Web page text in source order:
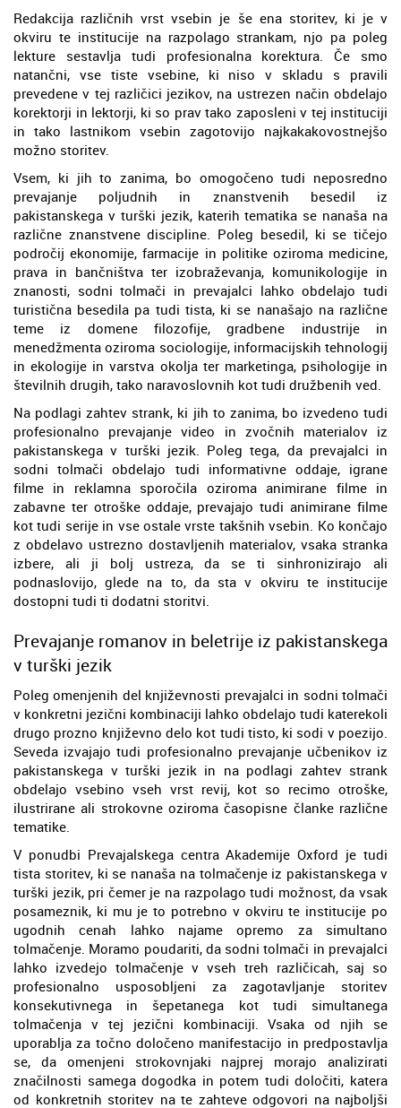
Redakcija različnih vrst vsebin je še ena storitev, ki je v
okviru te institucije na razpolago strankam, njo pa poleg
lekture sestavlja tudi profesionalna korektura. Če smo
natančni, vse tiste vsebine, ki niso v skladu s pravili
prevedene v tej različici jezikov, na ustrezen način obdelajo
korektorji in lektorji, ki so prav tako zaposleni v tej instituciji
in tako lastnikom vsebin zagotovijo najkakakovostnejšo
možno storitev.
Vsem, ki jih to zanima, bo omogočeno tudi neposredno
prevajanje poljudnih in znanstvenih besedil iz
pakistanskega v turški jezik, katerih tematika se nanaša na
različne znanstvene discipline. Poleg besedil, ki se tičejo
področij ekonomije, farmacije in politike oziroma medicine,
prava in bančništva ter izobraževanja, komunikologije in
znanosti, sodni tolmači in prevajalci lahko obdelajo tudi
turistična besedila pa tudi tista, ki se nanašajo na različne
teme iz domene filozofije, gradbene industrije in
menedžmenta oziroma sociologije, informacijskih tehnologij
in ekologije in varstva okolja ter marketinga, psihologije in
številnih drugih, tako naravoslovnih kot tudi družbenih ved.
Na podlagi zahtev strank, ki jih to zanima, bo izvedeno tudi
profesionalno prevajanje video in zvočnih materialov iz
pakistanskega v turški jezik. Poleg tega, da prevajalci in
sodni tolmači obdelajo tudi informativne oddaje, igrane
filme in reklamna sporočila oziroma animirane filme in
zabavne ter otroške oddaje, prevajajo tudi animirane filme
kot tudi serije in vse ostale vrste takšnih vsebin. Ko končajo
z obdelavo ustrezno dostavljenih materialov, vsaka stranka
izbere, ali ji bolj ustreza, da se ti sinhronizirajo ali
podnaslovijo, glede na to, da sta v okviru te institucije
dostopni tudi ti dodatni storitvi.
Prevajanje romanov in beletrije iz pakistanskega
v turški jezik
Poleg omenjenih del književnosti prevajalci in sodni tolmači
v konkretni jezični kombinaciji lahko obdelajo tudi katerekoli
drugo prozno književno delo kot tudi tisto, ki sodi v poezijo.
Seveda izvajajo tudi profesionalno prevajanje učbenikov iz
pakistanskega v turški jezik in na podlagi zahtev strank
obdelajo vsebino vseh vrst revij, kot so recimo otroške,
ilustrirane ali strokovne oziroma časopisne članke različne
tematike.
V ponudbi Prevajalskega centra Akademije Oxford je tudi
tista storitev, ki se nanaša na tolmačenje iz pakistanskega v
turški jezik, pri čemer je na razpolago tudi možnost, da vsak
posameznik, ki mu je to potrebno v okviru te institucije po
ugodnih cenah lahko najame opremo za simultano
tolmačenje. Moramo poudariti, da sodni tolmači in prevajalci
lahko izvedejo tolmačenje v vseh treh različicah, saj so
profesionalno usposobljeni za zagotavljanje storitev
konsekutivnega in šepetanega kot tudi simultanega
tolmačenja v tej jezični kombinaciji. Vsaka od njih se
uporablja za točno določeno manifestacijo in predpostavlja
se, da omenjeni strokovnjaki najprej morajo analizirati
značilnosti samega dogodka in potem tudi določiti, katera
od konkretnih storitev na te zahteve odgovori na najboljši